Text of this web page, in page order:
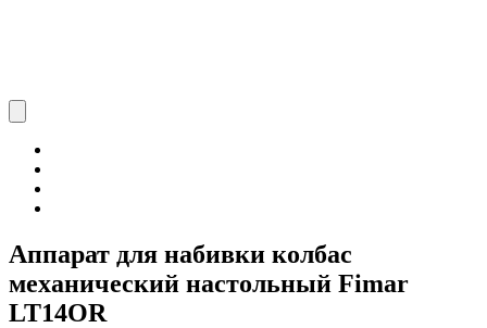
Аппарат для набивки колбас
механический настольный Fimar
LT14OR